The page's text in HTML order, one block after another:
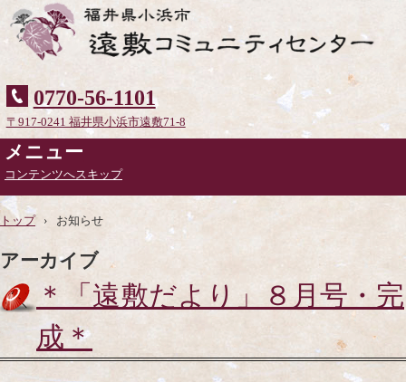
0770-56-1101
〒917-0241 福井県小浜市遠敷71-8
メニュー
コンテンツへスキップ
トップ › お知らせ
アーカイブ
＊「遠敷だより」８月号・完
成＊